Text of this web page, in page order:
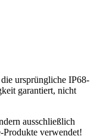
ursprüngliche IP68-
garantiert, nicht
ausschließlich
verwendet!